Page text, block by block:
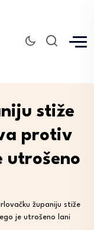
stiže
protiv
utrošeno
županiju stiže
je utrošeno lani